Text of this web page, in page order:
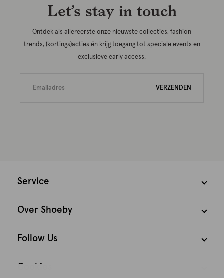
Let’s stay in touch
Ontdek als allereerste onze nieuwste collecties, fashion
trends, (kortings)acties én krijg toegang tot speciale events en
exclusieve early access.
VERZENDEN
Service
Over Shoeby
Follow Us
Cookies